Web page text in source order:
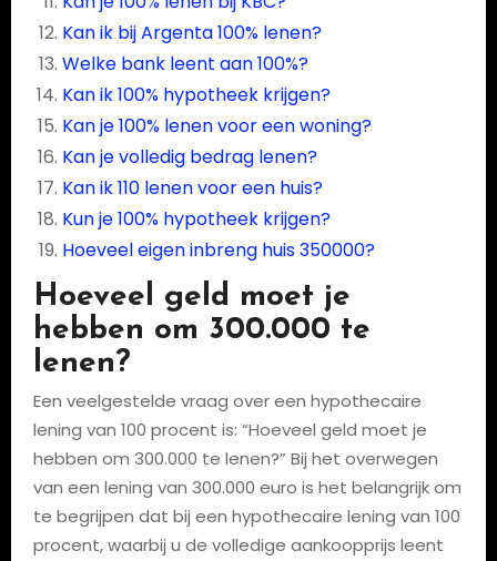
Kan ik bij Argenta 100% lenen?
Welke bank leent aan 100%?
Kan ik 100% hypotheek krijgen?
Kan je 100% lenen voor een woning?
Kan je volledig bedrag lenen?
Kan ik 110 lenen voor een huis?
Kun je 100% hypotheek krijgen?
Hoeveel eigen inbreng huis 350000?
Hoeveel geld moet je
hebben om 300.000 te
lenen?
Een veelgestelde vraag over een hypothecaire
lening van 100 procent is: “Hoeveel geld moet je
hebben om 300.000 te lenen?” Bij het overwegen
van een lening van 300.000 euro is het belangrijk om
te begrijpen dat bij een hypothecaire lening van 100
procent, waarbij u de volledige aankoopprijs leent